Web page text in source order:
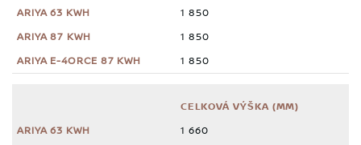
1 850
1 850
1 850
CELKOVÁ VÝŠKA (MM)
1 660